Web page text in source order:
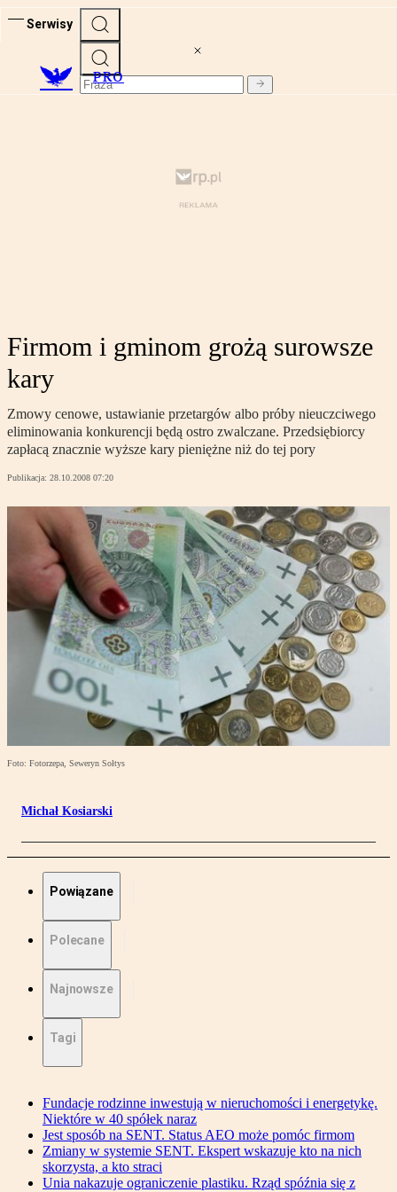
Serwisy
PRO
Firmom i gminom grożą surowsze
kary
Zmowy cenowe, ustawianie przetargów albo próby nieuczciwego
eliminowania konkurencji będą ostro zwalczane. Przedsiębiorcy
zapłacą znacznie wyższe kary pieniężne niż do tej pory
Publikacja: 28.10.2008 07:20
Foto: Fotorzepa, Seweryn Sołtys
Michał Kosiarski
Powiązane
Polecane
Najnowsze
Tagi
Fundacje rodzinne inwestują w nieruchomości i energetykę.
Niektóre w 40 spółek naraz
Jest sposób na SENT. Status AEO może pomóc firmom
Zmiany w systemie SENT. Ekspert wskazuje kto na nich
skorzysta, a kto straci
Unia nakazuje ograniczenie plastiku. Rząd spóźnia się z